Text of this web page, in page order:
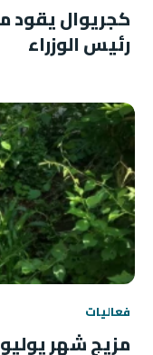
رئيس الوزراء
فعاليات
مزيج شهر يوليو 2026 الموسيقي